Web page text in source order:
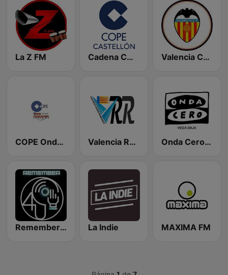
La Z FM Cadena COPE Castellón Valencia CF Radio
COPE Onda Naranja Valencia Radio Remember Onda Cero Vega Baja
Remember 4 U La Indie MAXIMA FM